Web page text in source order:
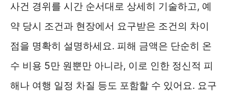
사건 경위를 시간 순서대로 상세히 기술하고, 예
약 당시 조건과 현장에서 요구받은 조건의 차이
점을 명확히 설명하세요. 피해 금액은 단순히 온
수 비용 5만 원뿐만 아니라, 이로 인한 정신적 피
해나 여행 일정 차질 등도 포함할 수 있어요. 요구